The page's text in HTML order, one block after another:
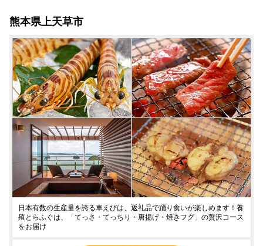
熊本県上天草市
日本有数の生産量を誇る車えびは、返礼品で踊り食いが楽しめます！養
殖とらふぐは、「てっさ・てっちり・唐揚げ・焼きフグ」の贅沢コース
をお届け